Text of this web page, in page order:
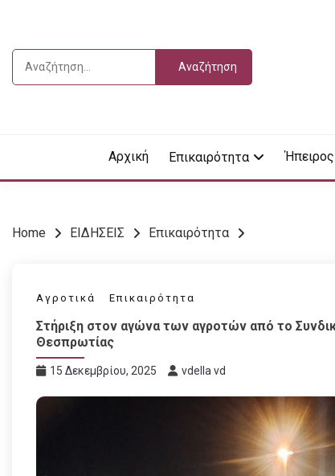
content
Αναζήτηση
Αρχική Επικαιρότητα Ήπειρος
Home ΕΙΔΗΣΕΙΣ Επικαιρότητα
Αγροτικά Επικαιρότητα
Στήριξη στον αγώνα των αγροτών από το
Θεσπρωτίας
15 Δεκεμβρίου, 2025 vdella vd